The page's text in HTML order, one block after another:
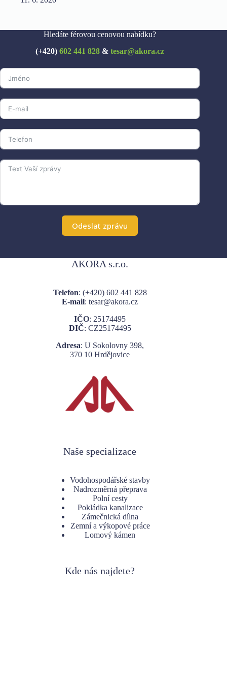
Hledáte férovou cenovou nabídku?
(+420)602 441 828 &tesar@akora.cz
Odeslat zprávu
l
AKORA s.r.o.
Telefon: (+420) 602 441 828
E-mail: tesar@akora.cz
IČO: 25174495
DIČ: CZ25174495
Adresa: U Sokolovny 398,
370 10 Hrdějovice
Naše specializace
Vodohospodářské stavby
Nadrozměrná přeprava
Polní cesty
Pokládka kanalizace
Zámečnická dílna
Zemní a výkopové práce
Lomový kámen
Kde nás najdete?